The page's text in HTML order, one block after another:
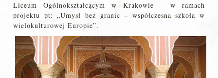
Liceum Ogólnokształcącym w Krakowie – w ramach
projektu pt: „Umysł bez granic – współczesna szkoła w
wielokulturowej Europie”.